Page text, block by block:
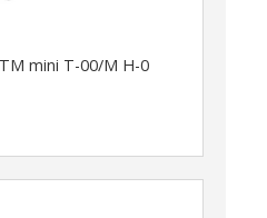
mini T-00/M H-0